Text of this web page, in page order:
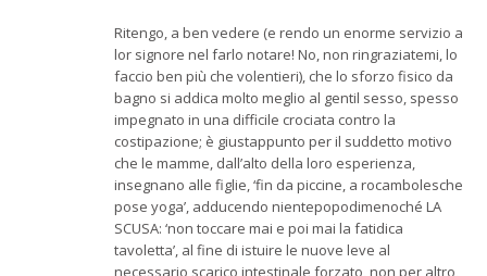
Ritengo, a ben vedere (e rendo un enorme servizio a
lor signore nel farlo notare! No, non ringraziatemi, lo
faccio ben più che volentieri), che lo sforzo fisico da
bagno si addica molto meglio al gentil sesso, spesso
impegnato in una difficile crociata contro la
costipazione; è giustappunto per il suddetto motivo
che le mamme, dall’alto della loro esperienza,
insegnano alle figlie, ‘fin da piccine, a rocambolesche
pose yoga’, adducendo nientepopodimenoché LA
SCUSA: ‘non toccare mai e poi mai la fatidica
tavoletta’, al fine di istuire le nuove leve al
necessario scarico intestinale forzato, non per altro,